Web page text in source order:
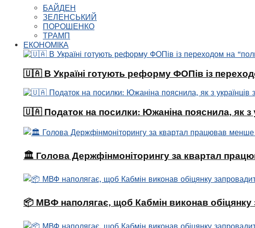
БАЙДЕН
ЗЕЛЕНСЬКИЙ
ПОРОШЕНКО
ТРАМП
ЕКОНОМІКА
🇺🇦 В Україні готують реформу ФОПів із
🇺🇦 Податок на посилки: Южаніна пояснила, як з
🏛 Голова Держфінмоніторингу за квартал
📦 МВФ наполягає, щоб Кабмін виконав